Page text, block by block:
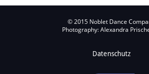
© 2015 Noblet Dance
Photography: Alexandra
Datenschutz